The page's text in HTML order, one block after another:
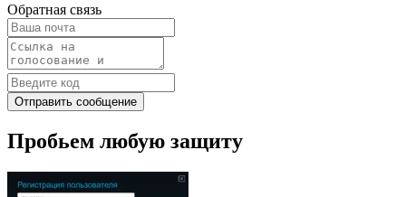
Обратная связь
Отправить сообщение
Пробьем любую защиту